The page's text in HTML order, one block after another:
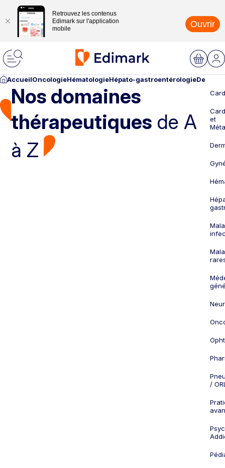
Retrouvez les contenus
Edimark sur l'application
mobile
Ouvrir
AccueilOncologieHématologieHépato-gastroentérologie
Nos domaines
thérapeutiques de A
à Z
et
/